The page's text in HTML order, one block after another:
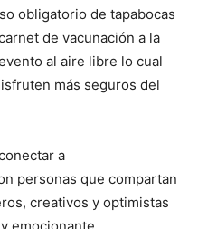
obligatorio de tapabocas
de vacunación a la
al aire libre lo cual
más seguros del
a
personas que compartan
creativos y optimistas
emocionante.